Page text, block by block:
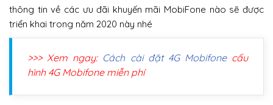
thông tin về các ưu đãi khuyến mãi MobiFone nào sẽ được
triển khai trong năm 2020 này nhé
>>> Xem ngay: Cách cài đặt 4G Mobifonecấu
hình 4G Mobifone miễn phí